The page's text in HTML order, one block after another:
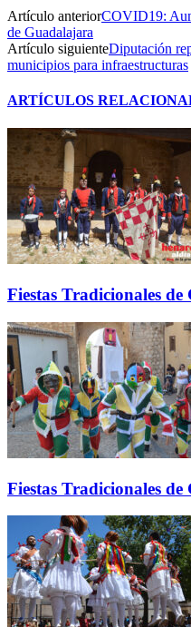
Artículo anteriorCOVID19:
de Guadalajara
Artículo siguienteDiputación
municipios para infraestructuras
ARTÍCULOS
Fiestas Tradicionales
Fiestas Tradicionales